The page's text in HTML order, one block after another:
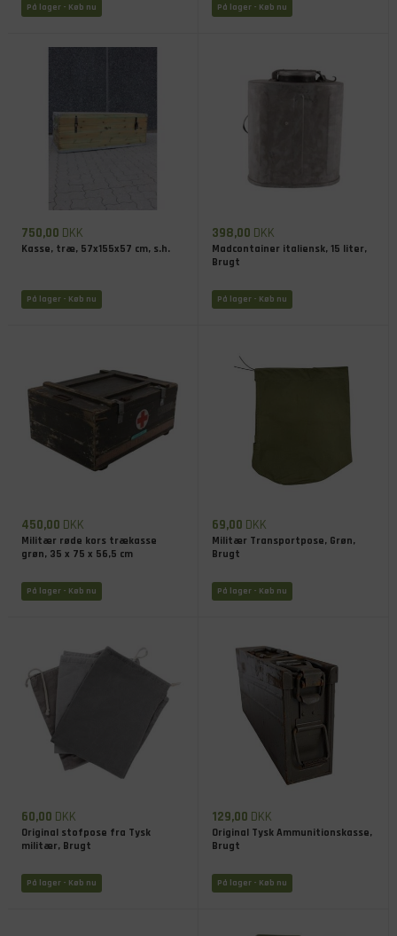
På lager - Køb nu På lager - Køb nu
750,00 DKK
Kasse, træ, 57x155x57 cm, s.h.
På lager - Køb nu
398,00 DKK
Madcontainer italiensk, 15 liter,
Brugt
På lager - Køb nu
450,00 DKK
Militær røde kors trækasse
grøn, 35 x 75 x 56,5 cm
På lager - Køb nu
69,00 DKK
Militær Transportpose, Grøn,
Brugt
På lager - Køb nu
60,00 DKK
Original stofpose fra Tysk
militær, Brugt
På lager - Køb nu
129,00 DKK
Original Tysk Ammunitionskasse,
Brugt
På lager - Køb nu